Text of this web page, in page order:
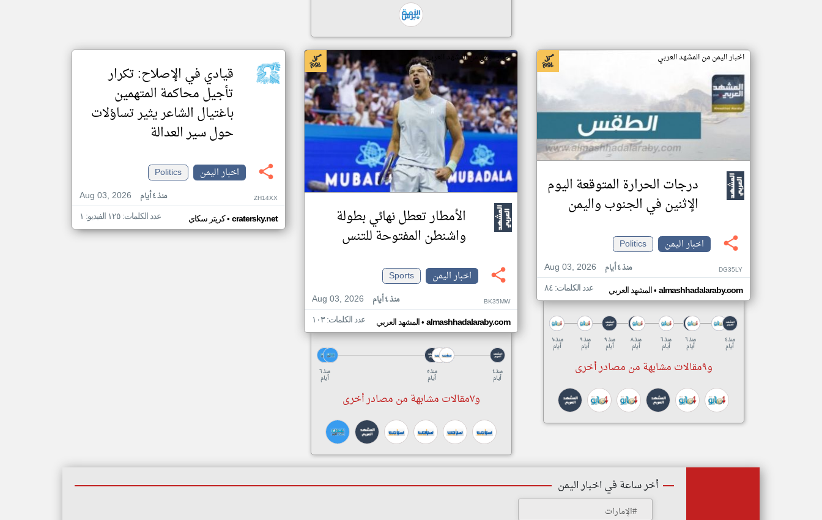
اخبار اليمن من المشهد العربي
درجات الحرارة المتوقعة اليوم
الإثنين في الجنوب واليمن
اخبار اليمن
Politics
Aug 03, 2026
منذ ٤ أيام DG35LY
المشهد العربي• almashhadalaraby.com عدد الكلمات: ٨٤
منذ ١٠
أيام
منذ ٩
أيام
منذ ٩
أيام
منذ ٨
أيام
منذ ٦
أيام
منذ ٦
أيام
منذ ٤
أيام
و٩مقالات مشابهة من مصادر أخرى
اخبار اليمن من المشهد العربي
الأمطار تعطل نهائي بطولة
واشنطن المفتوحة للتنس
اخبار اليمن
Sports
Aug 03, 2026
منذ ٤ أيام BK35MW
المشهد العربي• almashhadalaraby.com عدد الكلمات: ١٠٣
منذ ٦
أيام
منذ ٥
أيام
منذ ٤
أيام
و٧مقالات مشابهة من مصادر أخرى
قيادي في الإصلاح: تكرار
تأجيل محاكمة المتهمين
باغتيال الشاعر يثير تساؤلات
حول سير العدالة
اخبار اليمن
Politics
Aug 03, 2026
منذ ٤ أيام ZH14XX
كريتر سكاي• cratersky.net عدد الكلمات: ١٢٥ الفيديو: ١
أخر ساعة في اخبار اليمن
#الإمارات